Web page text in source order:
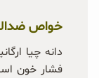
خواص
فشار خون